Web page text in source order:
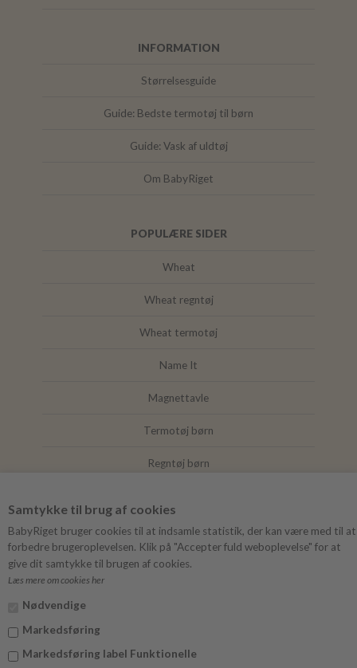
Samtykke til brug af cookies
BabyRiget bruger cookies til at indsamle statistik, der kan være med til at
forbedre brugeroplevelsen. Klik på "Accepter fuld weboplevelse" for at
give dit samtykke til brugen af cookies.
Læs mere om cookies her
Nødvendige
Markedsføring
Markedsføring label Funktionelle
INFORMATION
Størrelsesguide
Guide: Bedste termotøj til børn
Guide: Vask af uldtøj
Om BabyRiget
POPULÆRE SIDER
Wheat
Wheat regntøj
Wheat termotøj
Name It
Magnettavle
Termotøj børn
Regntøj børn
Mushie
Facebook